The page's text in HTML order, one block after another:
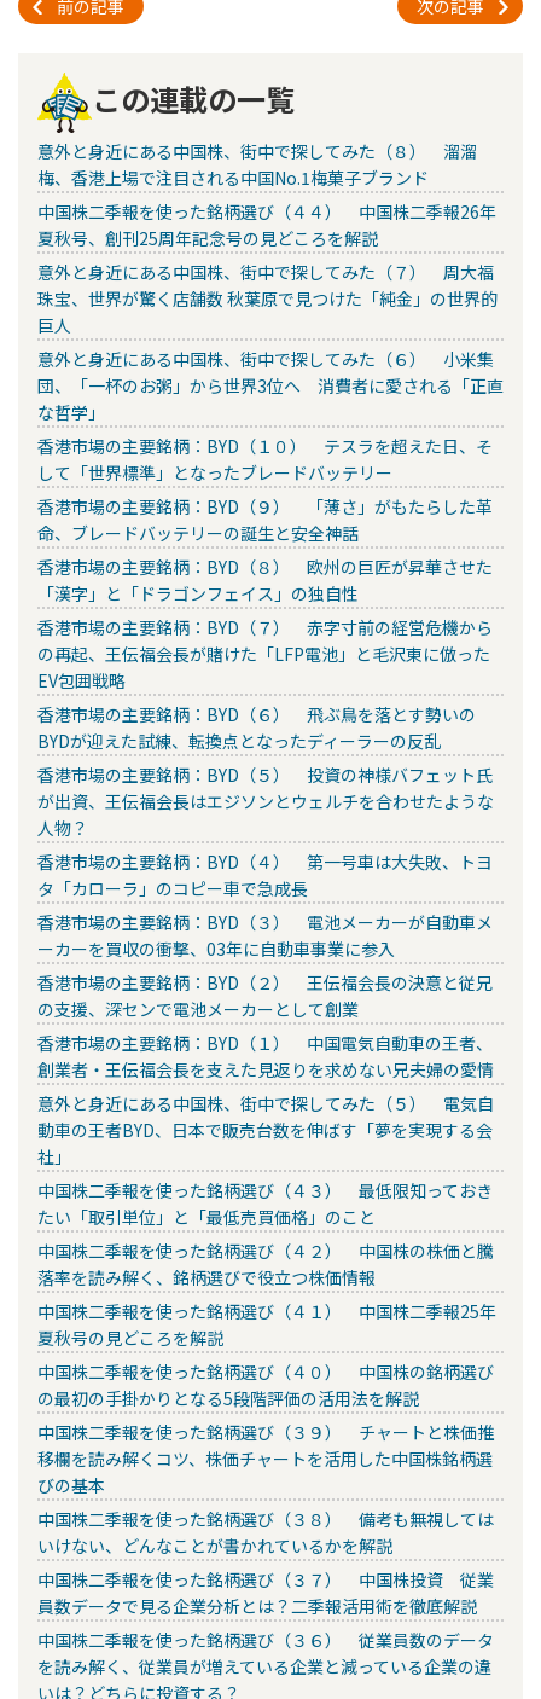
前の記事 次の記事
この連載の一覧
意外と身近にある中国株、街中で探してみた（８） 溜溜
梅、香港上場で注目される中国No.1梅菓子ブランド
中国株二季報を使った銘柄選び（４４） 中国株二季報26年
夏秋号、創刊25周年記念号の見どころを解説
意外と身近にある中国株、街中で探してみた（７） 周大福
珠宝、世界が驚く店舗数 秋葉原で見つけた「純金」の世界的
巨人
意外と身近にある中国株、街中で探してみた（６） 小米集
団、「一杯のお粥」から世界3位へ 消費者に愛される「正直
な哲学」
香港市場の主要銘柄：BYD（１０） テスラを超えた日、そ
して「世界標準」となったブレードバッテリー
香港市場の主要銘柄：BYD（９） 「薄さ」がもたらした革
命、ブレードバッテリーの誕生と安全神話
香港市場の主要銘柄：BYD（８） 欧州の巨匠が昇華させた
「漢字」と「ドラゴンフェイス」の独自性
香港市場の主要銘柄：BYD（７） 赤字寸前の経営危機から
の再起、王伝福会長が賭けた「LFP電池」と毛沢東に倣った
EV包囲戦略
香港市場の主要銘柄：BYD（６） 飛ぶ鳥を落とす勢いの
BYDが迎えた試練、転換点となったディーラーの反乱
香港市場の主要銘柄：BYD（５） 投資の神様バフェット氏
が出資、王伝福会長はエジソンとウェルチを合わせたような
人物？
香港市場の主要銘柄：BYD（４） 第一号車は大失敗、トヨ
タ「カローラ」のコピー車で急成長
香港市場の主要銘柄：BYD（３） 電池メーカーが自動車メ
ーカーを買収の衝撃、03年に自動車事業に参入
香港市場の主要銘柄：BYD（２） 王伝福会長の決意と従兄
の支援、深センで電池メーカーとして創業
香港市場の主要銘柄：BYD（１） 中国電気自動車の王者、
創業者・王伝福会長を支えた見返りを求めない兄夫婦の愛情
意外と身近にある中国株、街中で探してみた（５） 電気自
動車の王者BYD、日本で販売台数を伸ばす「夢を実現する会
社」
中国株二季報を使った銘柄選び（４３） 最低限知っておき
たい「取引単位」と「最低売買価格」のこと
中国株二季報を使った銘柄選び（４２） 中国株の株価と騰
落率を読み解く、銘柄選びで役立つ株価情報
中国株二季報を使った銘柄選び（４１） 中国株二季報25年
夏秋号の見どころを解説
中国株二季報を使った銘柄選び（４０） 中国株の銘柄選び
の最初の手掛かりとなる5段階評価の活用法を解説
中国株二季報を使った銘柄選び（３９） チャートと株価推
移欄を読み解くコツ、株価チャートを活用した中国株銘柄選
びの基本
中国株二季報を使った銘柄選び（３８） 備考も無視しては
いけない、どんなことが書かれているかを解説
中国株二季報を使った銘柄選び（３７） 中国株投資 従業
員数データで見る企業分析とは？二季報活用術を徹底解説
中国株二季報を使った銘柄選び（３６） 従業員数のデータ
を読み解く、従業員が増えている企業と減っている企業の違
いは？どちらに投資する？